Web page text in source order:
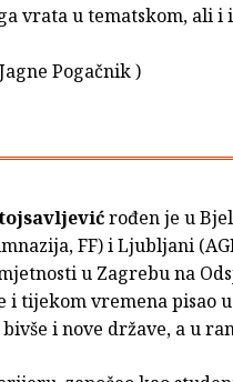
vrata u tematskom, ali
Jagne Pogačnik )
rođen je u
FF) i Ljubljani
u Zagrebu na
i tijekom vremena pisao
i nove države, a u